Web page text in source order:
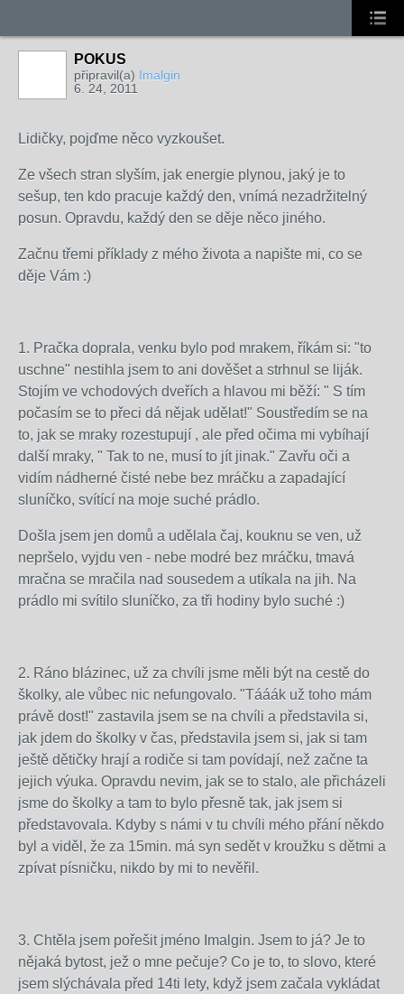
POKUS
připravil(a) Imalgin
6. 24, 2011
Lidičky, pojďme něco vyzkoušet.
Ze všech stran slyším, jak energie plynou, jaký je to
sešup, ten kdo pracuje každý den, vnímá nezadržitelný
posun. Opravdu, každý den se děje něco jiného.
Začnu třemi příklady z mého života a napište mi, co se
děje Vám :)
1. Pračka doprala, venku bylo pod mrakem, říkám si: "to
uschne" nestihla jsem to ani dověšet a strhnul se liják.
Stojím ve vchodových dveřích a hlavou mi běží: " S tím
počasím se to přeci dá nějak udělat!" Soustředím se na
to, jak se mraky rozestupují , ale před očima mi vybíhají
další mraky, " Tak to ne, musí to jít jinak." Zavřu oči a
vidím nádherné čisté nebe bez mráčku a zapadající
sluníčko, svítící na moje suché prádlo.
Došla jsem jen domů a udělala čaj, kouknu se ven, už
nepršelo, vyjdu ven - nebe modré bez mráčku, tmavá
mračna se mračila nad sousedem a utíkala na jih. Na
prádlo mi svítilo sluníčko, za tři hodiny bylo suché :)
2. Ráno blázinec, už za chvíli jsme měli být na cestě do
školky, ale vůbec nic nefungovalo. "Tááák už toho mám
právě dost!" zastavila jsem se na chvíli a představila si,
jak jdem do školky v čas, představila jsem si, jak si tam
ještě dětičky hrají a rodiče si tam povídají, než začne ta
jejich výuka. Opravdu nevim, jak se to stalo, ale přicházeli
jsme do školky a tam to bylo přesně tak, jak jsem si
představovala. Kdyby s námi v tu chvíli mého přání někdo
byl a viděl, že za 15min. má syn sedět v kroužku s dětmi a
zpívat písničku, nikdo by mi to nevěřil.
3. Chtěla jsem pořešit jméno Imalgin. Jsem to já? Je to
nějaká bytost, jež o mne pečuje? Co je to, to slovo, které
jsem slýchávala před 14ti lety, když jsem začala vykládat